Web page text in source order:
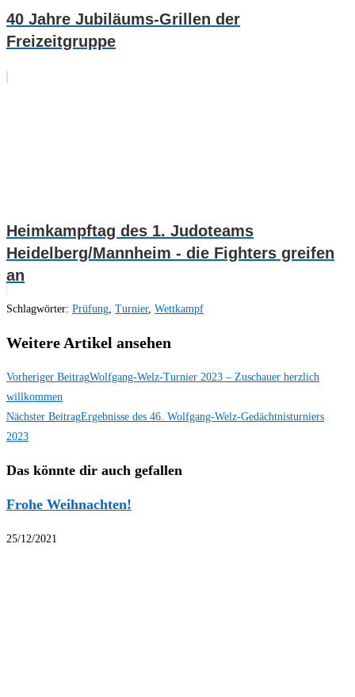
40 Jahre Jubiläums-Grillen der
Freizeitgruppe
Heimkampftag des 1. Judoteams
Heidelberg/Mannheim - die Fighters greifen
an
Schlagwörter: Prüfung Turnier, Wettkampf
Weitere Artikel ansehen
Vorheriger BeitragWolfgang-Welz-Turnier 2023 – Zuschauer herzlich
willkommen
Nächster BeitragErgebnisse des 46. Wolfgang-Welz-Gedächtnisturniers
2023
Das könnte dir auch gefallen
Frohe Weihnachten!
25/12/2021